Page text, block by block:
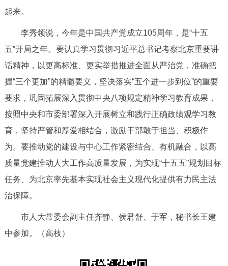
北京概况 十六区概览 人文北京
绿色北京 图说北京 视频北京
ENGLISH 한국어 日本語
DEUTSCH FRANÇAIS РУССКИЙ ЯЗЫК
起来。
李秀领说，今年是中国共产党成立105周年，是“十五
五”开局之年。要认真学习贯彻习近平总书记考察北京重要讲
话精神，以更高标准、更实举措推进全面从严治党，准确把
握“三个更加”的精髓要义，坚决落实“五个进一步到位”的重要
要求，巩固拓展深入贯彻中央八项规定精神学习教育成果，
按照中央和市委部署深入开展树立和践行正确政绩观学习教
育，坚持严管和厚爱相结合，激励干部敢于担当、积极作
为。要推动党的建设与中心工作紧密结合、有机融合，以高
质量党建推动人大工作高质量发展，为实现“十五五”规划目标
任务、为北京率先基本实现社会主义现代化提供有力民主法
治保障。
市人大常委会副主任齐静、侯君舒、于军，秘书长王建
中参加。（高枝）